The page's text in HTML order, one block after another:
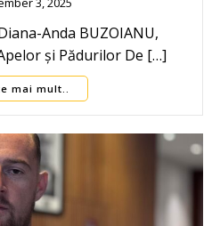
Anda BUZOIANU,
și Pădurilor De […]
mai mult..